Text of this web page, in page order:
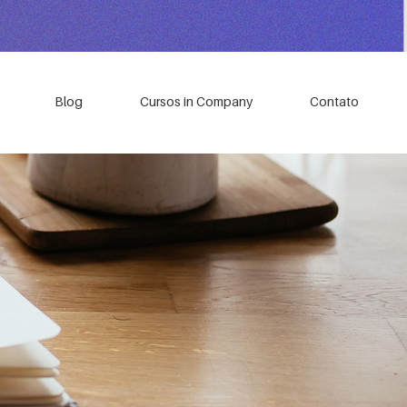
Blog Cursos in Company Contato